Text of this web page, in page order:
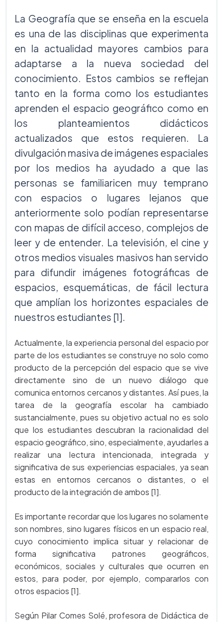
La Geografía que se enseña en la escuela
es una de las disciplinas que experimenta
en la actualidad mayores cambios para
adaptarse a la nueva sociedad del
conocimiento. Estos cambios se reflejan
tanto en la forma como los estudiantes
aprenden el espacio geográfico como en
los planteamientos didácticos
actualizados que estos requieren. La
divulgación masiva de imágenes espaciales
por los medios ha ayudado a que las
personas se familiaricen muy temprano
con espacios o lugares lejanos que
anteriormente solo podían representarse
con mapas de difícil acceso, complejos de
leer y de entender. La televisión, el cine y
otros medios visuales masivos han servido
para difundir imágenes fotográficas de
espacios, esquemáticas, de fácil lectura
que amplían los horizontes espaciales de
nuestros estudiantes [1].
Actualmente, la experiencia personal del espacio por
parte de los estudiantes se construye no solo como
producto de la percepción del espacio que se vive
directamente sino de un nuevo diálogo que
comunica entornos cercanos y distantes. Así pues, la
tarea de la geografía escolar ha cambiado
sustancialmente, pues su objetivo actual no es solo
que los estudiantes descubran la racionalidad del
espacio geográfico, sino, especialmente, ayudarles a
realizar una lectura intencionada, integrada y
significativa de sus experiencias espaciales, ya sean
estas en entornos cercanos o distantes, o el
producto de la integración de ambos [1].
Es importante recordar que los lugares no solamente
son nombres, sino lugares físicos en un espacio real,
cuyo conocimiento implica situar y relacionar de
forma significativa patrones geográficos,
económicos, sociales y culturales que ocurren en
estos, para poder, por ejemplo, compararlos con
otros espacios [1].
Según Pilar Comes Solé, profesora de Didáctica de